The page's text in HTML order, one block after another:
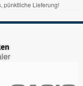
pünktliche Lieferung!